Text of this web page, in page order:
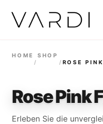
HOME
/
SHOP
/ ROSE
Rose Pink
Erleben Sie die